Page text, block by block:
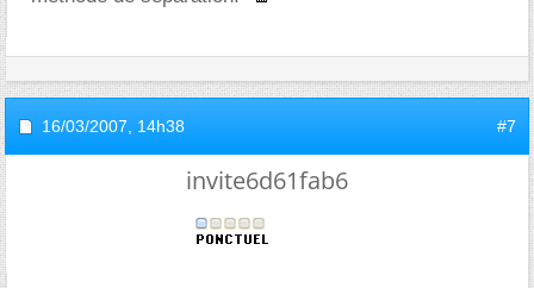
16/03/2007, 14h38 #7
invite6d61fab6